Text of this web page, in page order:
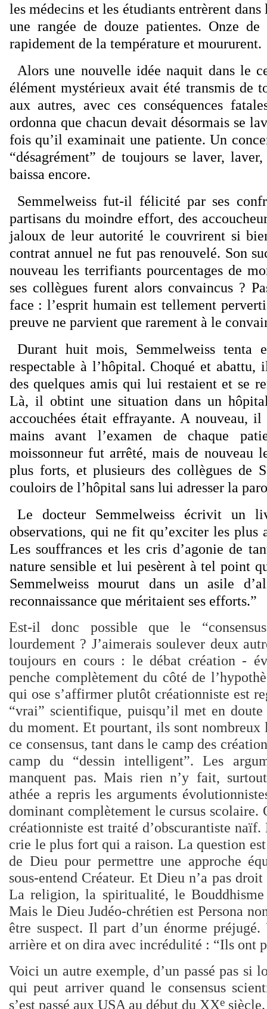
les médecins et les étudiants entrèrent
une rangée de douze patientes. Onze
rapidement de la température et moururent.
Alors une nouvelle idée naquit dans le
élément mystérieux avait été transmis de
aux autres, avec ces conséquences
ordonna que chacun devait désormais se
fois qu’il examinait une patiente. Un
“désagrément” de toujours se laver,
baissa encore.
Semmelweiss fut-il félicité par ses
partisans du moindre effort, des
jaloux de leur autorité le couvrirent si
contrat annuel ne fut pas renouvelé. Son
nouveau les terrifiants pourcentages de
ses collègues furent alors convaincus ?
face : l’esprit humain est tellement
preuve ne parvient que rarement à le
Durant huit mois, Semmelweiss tenta
respectable à l’hôpital. Choqué et abattu,
des quelques amis qui lui restaient et se
Là, il obtint une situation dans un
accouchées était effrayante. A nouveau,
mains avant l’examen de chaque
moissonneur fut arrêté, mais de nouveau
plus forts, et plusieurs des collègues de
couloirs de l’hôpital sans lui adresser la
Le docteur Semmelweiss écrivit un
observations, qui ne fit qu’exciter les plus
Les souffrances et les cris d’agonie de
nature sensible et lui pesèrent à tel point
Semmelweiss mourut dans un asile
reconnaissance que méritaient ses efforts.”
Est-il donc possible que le
lourdement ? J’aimerais soulever deux
toujours en cours : le débat création -
penche complètement du côté de
qui ose s’affirmer plutôt créationniste est
“vrai” scientifique, puisqu’il met en
du moment. Et pourtant, ils sont
ce consensus, tant dans le camp des
camp du “dessin intelligent”. Les
manquent pas. Mais rien n’y fait,
athée a repris les arguments
dominant complètement le cursus
créationniste est traité d’obscurantiste
crie le plus fort qui a raison. La question
de Dieu pour permettre une approche
sous-entend Créateur. Et Dieu n’a pas
La religion, la spiritualité, le Bouddhisme
Mais le Dieu Judéo-chrétien est Persona
être suspect. Il part d’un énorme
arrière et on dira avec incrédulité : “Ils ont
Voici un autre exemple, d’un passé pas si
qui peut arriver quand le consensus
s’est passé aux USA au début du XXe siècle.